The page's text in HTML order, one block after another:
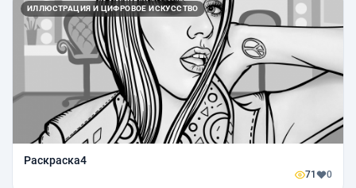
ИЛЛЮСТРАЦИЯ И ЦИФРОВОЕ ИСКУССТВО
Раскраска4
71 0